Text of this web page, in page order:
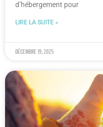
d’hébergement pour
LIRE LA SUITE »
décembre 19, 2025